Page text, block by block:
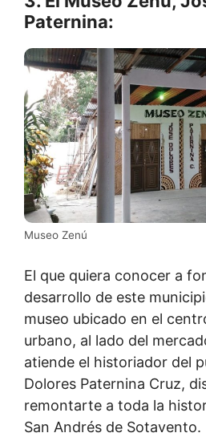
Paternina:
Museo Zenú
El que quiera conocer a
desarrollo de este
museo ubicado en el
urbano, al lado del
atiende el historiador del
Dolores Paternina Cruz,
remontarte a toda la
San Andrés de Sotavento.